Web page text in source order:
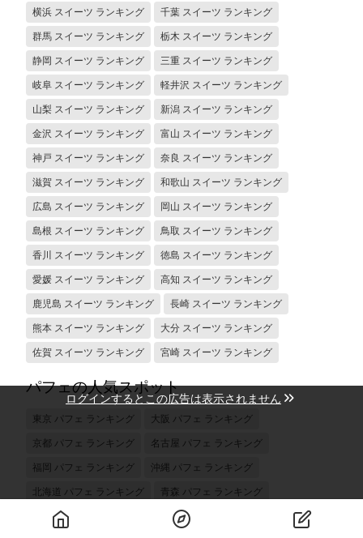
横浜 スイーツ ランキング 千葉 スイーツ ランキング
群馬 スイーツ ランキング 栃木 スイーツ ランキング
静岡 スイーツ ランキング 三重 スイーツ ランキング
岐阜 スイーツ ランキング 軽井沢 スイーツ ランキング
山梨 スイーツ ランキング 新潟 スイーツ ランキング
金沢 スイーツ ランキング 富山 スイーツ ランキング
神戸 スイーツ ランキング 奈良 スイーツ ランキング
滋賀 スイーツ ランキング 和歌山 スイーツ ランキング
広島 スイーツ ランキング 岡山 スイーツ ランキング
島根 スイーツ ランキング 鳥取 スイーツ ランキング
香川 スイーツ ランキング 徳島 スイーツ ランキング
愛媛 スイーツ ランキング 高知 スイーツ ランキング
鹿児島 スイーツ ランキング 長崎 スイーツ ランキング
熊本 スイーツ ランキング 大分 スイーツ ランキング
佐賀 スイーツ ランキング 宮崎 スイーツ ランキング
パフェの人気スポット
東京 パフェ ランキング 大阪 パフェ ランキング
京都 パフェ ランキング 名古屋 パフェ ランキング
福岡 パフェ ランキング 沖縄 パフェ ランキング
北海道 パフェ ランキング 青森 パフェ ランキング
福島 パフェ ランキング 宮城 パフェ ランキング
ログインするとこの広告は表示されません